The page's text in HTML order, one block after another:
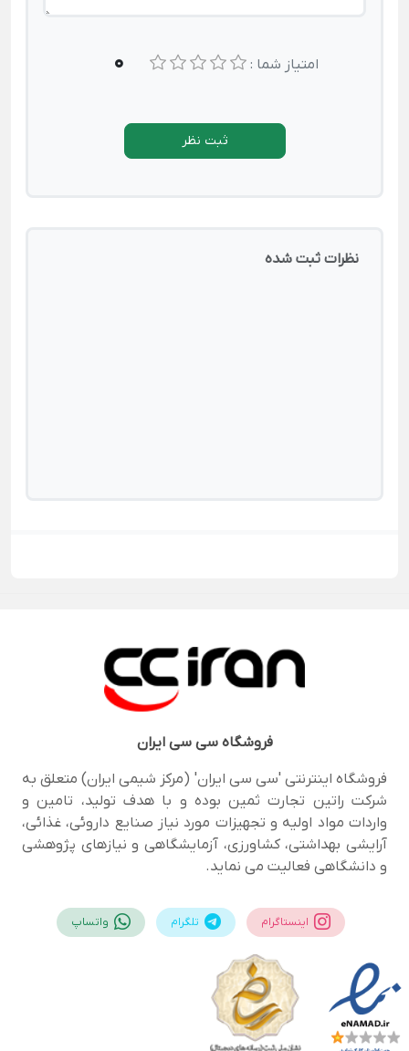
امتیاز شما : 0
ثبت نظر
نظرات ثبت شده
فروشگاهسی سی ایران
فروشگاه اینترنتی 'سی سی ایران' (مرکز شیمی ایران) متعلق به
شرکت راتین تجارت ثمین بوده و با هدف تولید، تامین و
واردات مواد اولیه و تجهیزات مورد نیاز صنایع داروئی، غذائی،
آرایشی بهداشتی، کشاورزی، آزمایشگاهی و نیازهای پژوهشی
و دانشگاهی فعالیت می نماید.
اینستاگرام تلگرام واتساپ